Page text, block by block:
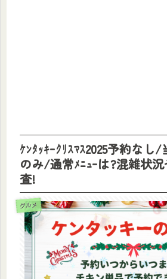
ｹﾝﾀｯｷｰｸﾘｽﾏｽ2025予約なし
のみ/通常ﾒﾆｭｰは?混雑状
査!
グルメ